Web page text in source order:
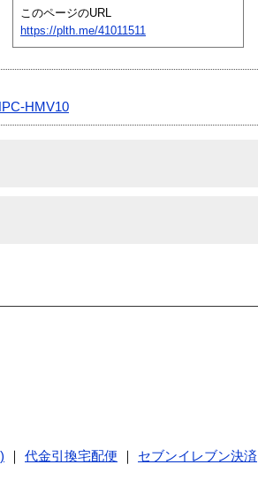
このページのURL
https://plth.me/41011511
HMV10
代金引換宅配便
セブンイレブン決済